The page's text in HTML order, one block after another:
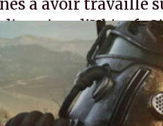
à avoir travaillé
d'Ubisoft